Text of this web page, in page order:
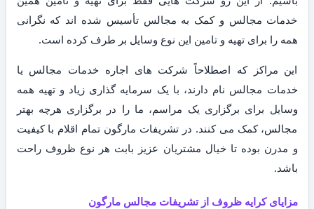
خدمات مجالس و کمک به مجالس تأسیس شده اند که نگرانی
همه را برای تهیه و تامین این نوع وسایل بر طرف کرده است.
این مراکز که اصطلاحاً شرکت های اجاره خدمات مجالس یا
خدمات مجالس نام دارند، با یک سرمایه گذاری زیاد و تهیه همه
وسایل برای برگزاری یک مراسم، ما را در برگزاری هرچه بهتر
مجالس، کمک می کنند. در تشریفات مارگون تمام اقلام با کیفیت
و مدرن بوده تا خیال مشتریان عزیز بابت هر نوع ظروف راحت
باشد.
مزایای کرایه ظروف از تشریفات مجالس مارگون